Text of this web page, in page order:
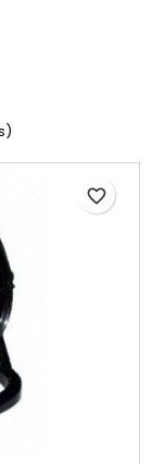
favorite_border